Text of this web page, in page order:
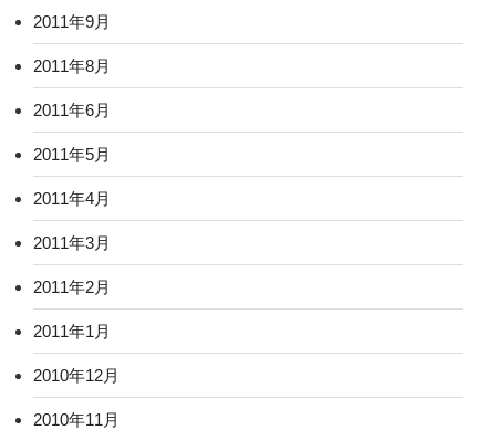
2011年9月
2011年8月
2011年6月
2011年5月
2011年4月
2011年3月
2011年2月
2011年1月
2010年12月
2010年11月